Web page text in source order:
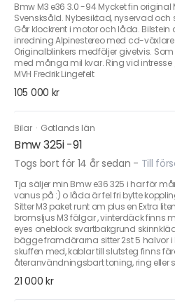
Bmw M3 e36 3.0 -94 Mycket fin original
Svensksåld. Nybesiktad, nyservad
Går klockrent i motor och låda.
inredning Alpinestereo med cd-
Originalblinkers medföljer givetvis.
med många mil kvar. Ring vid intresse
MVH Fredrik Lingefelt
105 000 kr
Bilar · Gotlands län
Bmw 325i -91
Togs bort för 14 år sedan - Till
Tja säljer min Bmw e36 325 i har för
vanus på :) o låda är fel fri bytte
Sitter M3 paket runt om plus en Extra
bromsljus M3 fälgar , vinterdäck finns
eyes oneblock svartbakgrund
bägge framdörarna sitter 2st 5 halvor
skuffen med, kablar till slutsteg finns
återanvändningsbart toning, ring eller
21 000 kr